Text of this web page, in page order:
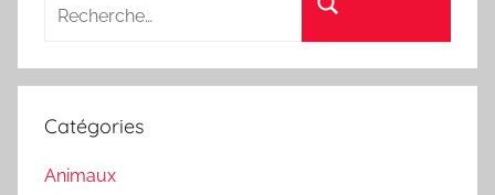
Catégories
Animaux